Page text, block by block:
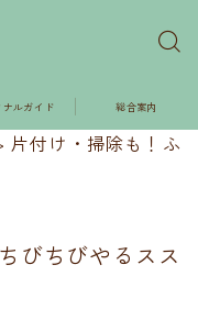
ナルガイド 総合案内
片付け・掃除も！ふ
びちびやるスス